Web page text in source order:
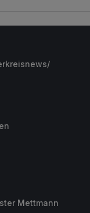
Mettmann